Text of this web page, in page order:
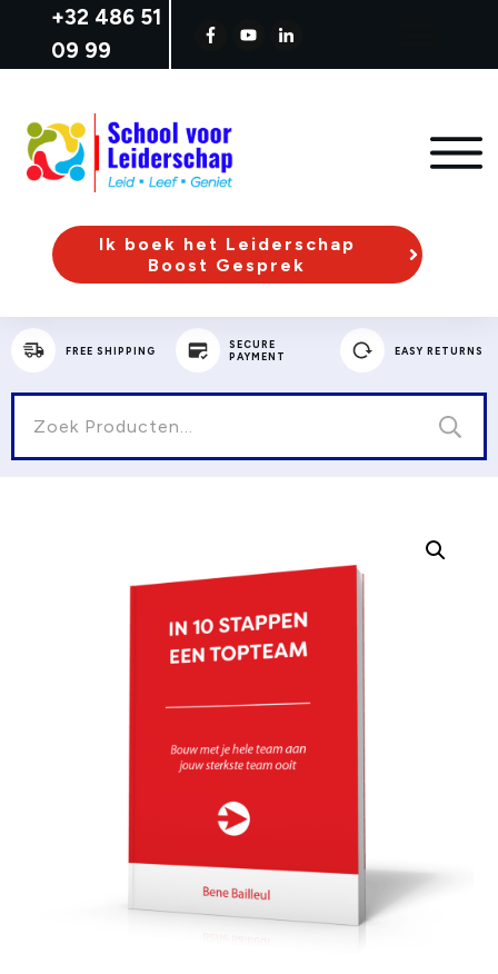
+32 486 51
09 99
Ik boek het Leiderschap
Boost Gesprek
FREE SHIPPING
SECURE
PAYMENT
EASY RETURNS
naar: